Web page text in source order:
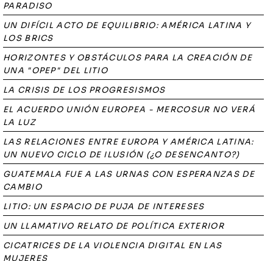
PARADISO
UN DIFÍCIL ACTO DE EQUILIBRIO: AMÉRICA LATINA Y
LOS BRICS
HORIZONTES Y OBSTÁCULOS PARA LA CREACIÓN DE
UNA "OPEP" DEL LITIO
LA CRISIS DE LOS PROGRESISMOS
EL ACUERDO UNIÓN EUROPEA - MERCOSUR NO VERÁ
LA LUZ
LAS RELACIONES ENTRE EUROPA Y AMÉRICA LATINA:
UN NUEVO CICLO DE ILUSIÓN (¿O DESENCANTO?)
GUATEMALA FUE A LAS URNAS CON ESPERANZAS DE
CAMBIO
LITIO: UN ESPACIO DE PUJA DE INTERESES
UN LLAMATIVO RELATO DE POLÍTICA EXTERIOR
CICATRICES DE LA VIOLENCIA DIGITAL EN LAS
MUJERES